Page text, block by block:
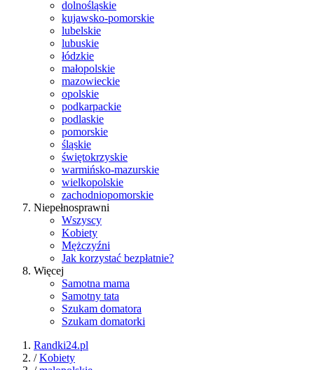
dolnośląskie
kujawsko-pomorskie
lubelskie
lubuskie
łódzkie
małopolskie
mazowieckie
opolskie
podkarpackie
podlaskie
pomorskie
śląskie
świętokrzyskie
warmińsko-mazurskie
wielkopolskie
zachodniopomorskie
Niepełnosprawni
Wszyscy
Kobiety
Mężczyźni
Jak korzystać bezpłatnie?
Więcej
Samotna mama
Samotny tata
Szukam domatora
Szukam domatorki
Randki24.pl
/Kobiety